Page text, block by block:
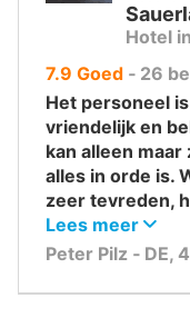
Hotel
7.9 uit
10
,
Goed ‐ 26
Het personeel
vriendelijk en
kan alleen maar
alles in orde is.
zeer tevreden,
ontspannende
Lees meer
Peter Pilz ‐ DE,